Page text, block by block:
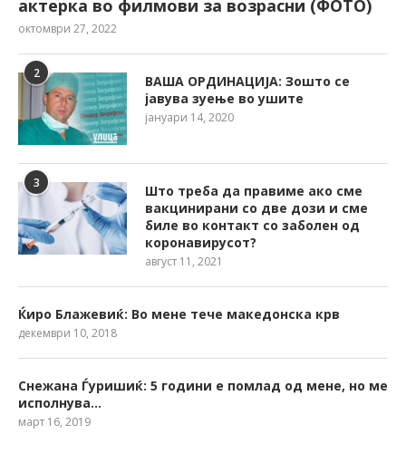
актерка во филмови за возрасни (ФОТО)
октомври 27, 2022
2
ВАША ОРДИНАЦИЈА: Зошто се
јавува зуење во ушите
јануари 14, 2020
3
Што треба да правиме ако сме
вакцинирани со две дози и сме
биле во контакт со заболен од
коронавирусот?
август 11, 2021
Ќиро Блажевиќ: Во мене тече македонска крв
декември 10, 2018
Снежана Ѓуришиќ: 5 години е помлад од мене, но ме
исполнува…
март 16, 2019